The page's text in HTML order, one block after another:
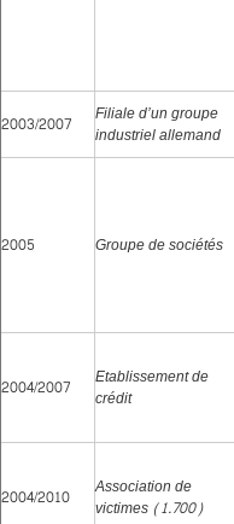
2003/2007
Filiale d’un groupe
industriel allemand
2005 Groupe de sociétés
2004/2007
Etablissement de
crédit
2004/2010
Association de
victimes (1.700)